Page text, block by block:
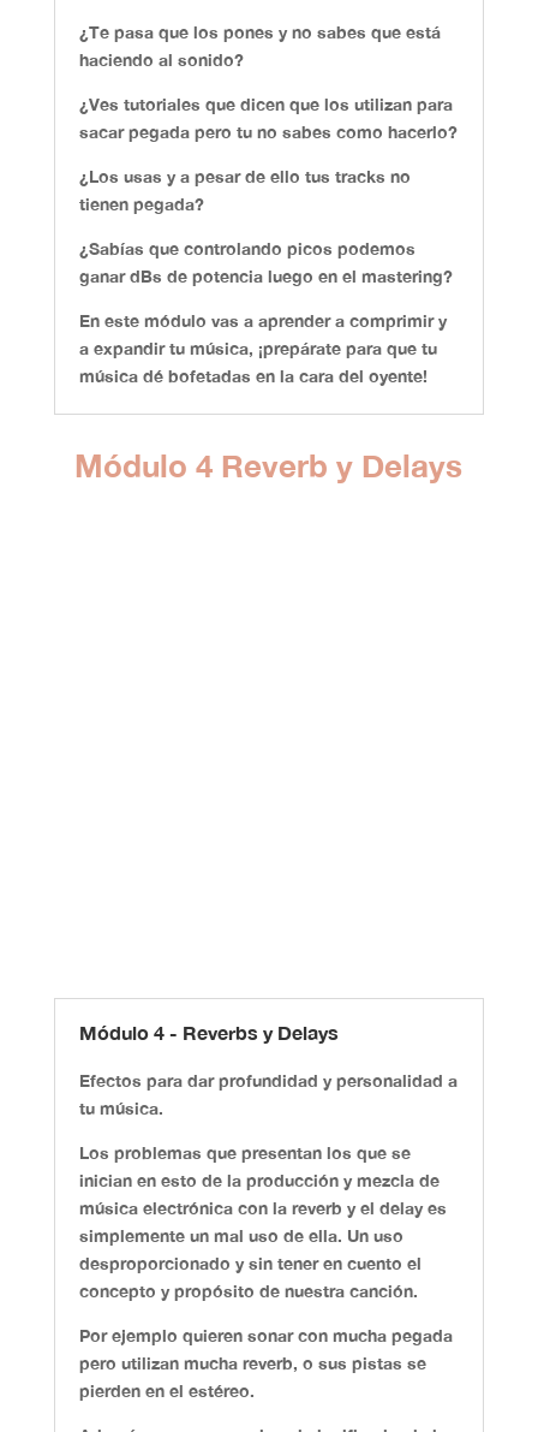
¿Te pasa que los pones y no sabes que está
haciendo al sonido?
¿Ves tutoriales que dicen que los utilizan para
sacar pegada pero tu no sabes como hacerlo?
¿Los usas y a pesar de ello tus tracks no
tienen pegada?
¿Sabías que controlando picos podemos
ganar dBs de potencia luego en el mastering?
En este módulo vas a aprender a comprimir y
a expandir tu música, ¡prepárate para que tu
música dé bofetadas en la cara del oyente!
Módulo 4 Reverb y Delays
Módulo 4 - Reverbs y Delays
Efectos para dar profundidad y personalidad a
tu música.
Los problemas que presentan los que se
inician en esto de la producción y mezcla de
música electrónica con lareverb y el delayes
simplemente un mal uso de ella. Un uso
desproporcionado y sin tener en cuento el
concepto y propósito de nuestra canción.
Por ejemplo quieren sonar con mucha pegada
pero utilizan mucha reverb, o sus pistas se
pierden en el estéreo.